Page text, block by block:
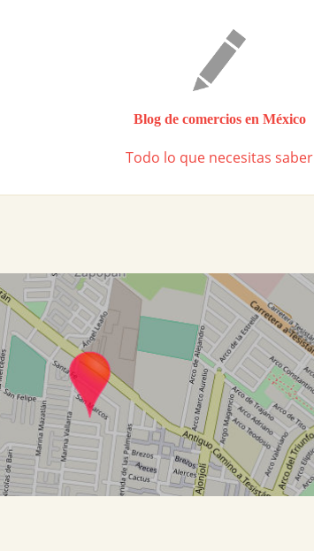
Blog de comercios en México
Todo lo que necesitas saber